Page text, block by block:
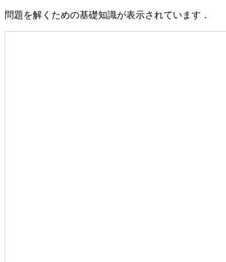
問題を解くための基礎知識が表示されています．